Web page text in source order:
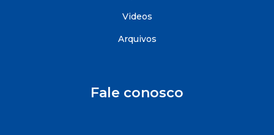
Videos
Arquivos
Fale conosco